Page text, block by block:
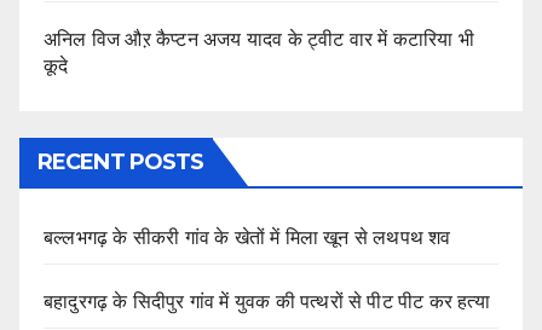
अनिल विज औऱ कैप्टन अजय यादव के ट्वीट वार में कटारिया भी
कूदे
RECENT POSTS
बल्लभगढ़ के सीकरी गांव के खेतों में मिला खून से लथपथ शव
बहादुरगढ़ के सिदीपुर गांव में युवक की पत्थरों से पीट पीट कर हत्या